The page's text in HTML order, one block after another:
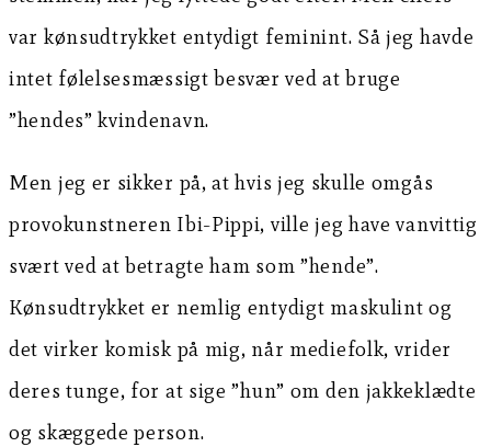
var kønsudtrykket entydigt feminint. Så jeg havde
intet følelsesmæssigt besvær ved at bruge
”hendes” kvindenavn.
Men jeg er sikker på, at hvis jeg skulle omgås
provokunstneren Ibi-Pippi, ville jeg have vanvittig
svært ved at betragte ham som ”hende”.
Kønsudtrykket er nemlig entydigt maskulint og
det virker komisk på mig, når mediefolk, vrider
deres tunge, for at sige ”hun” om den jakkeklædte
og skæggede person.